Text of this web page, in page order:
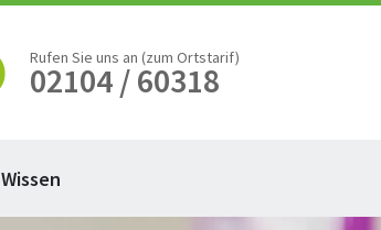
Rufen Sie uns an (zum Ortstarif)
02104 / 60318
Wissen